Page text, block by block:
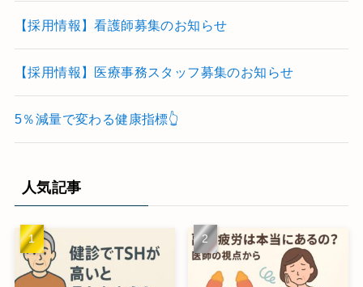
【採用情報】看護師募集のお知らせ
【採用情報】医療事務スタッフ募集のお知らせ
5％減量で変わる健康指標👆
人気記事